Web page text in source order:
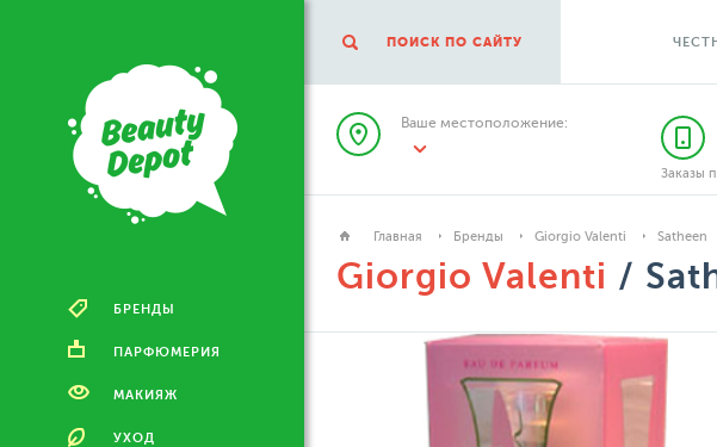
БРЕНДЫ
ПАРФЮМЕРИЯ
МАКИЯЖ
УХОД
ПОИСК ПО САЙТУ
Ваше местоположение:
Заказы
Главная Бренды Giorgio Valenti Satheen
Giorgio Valenti /